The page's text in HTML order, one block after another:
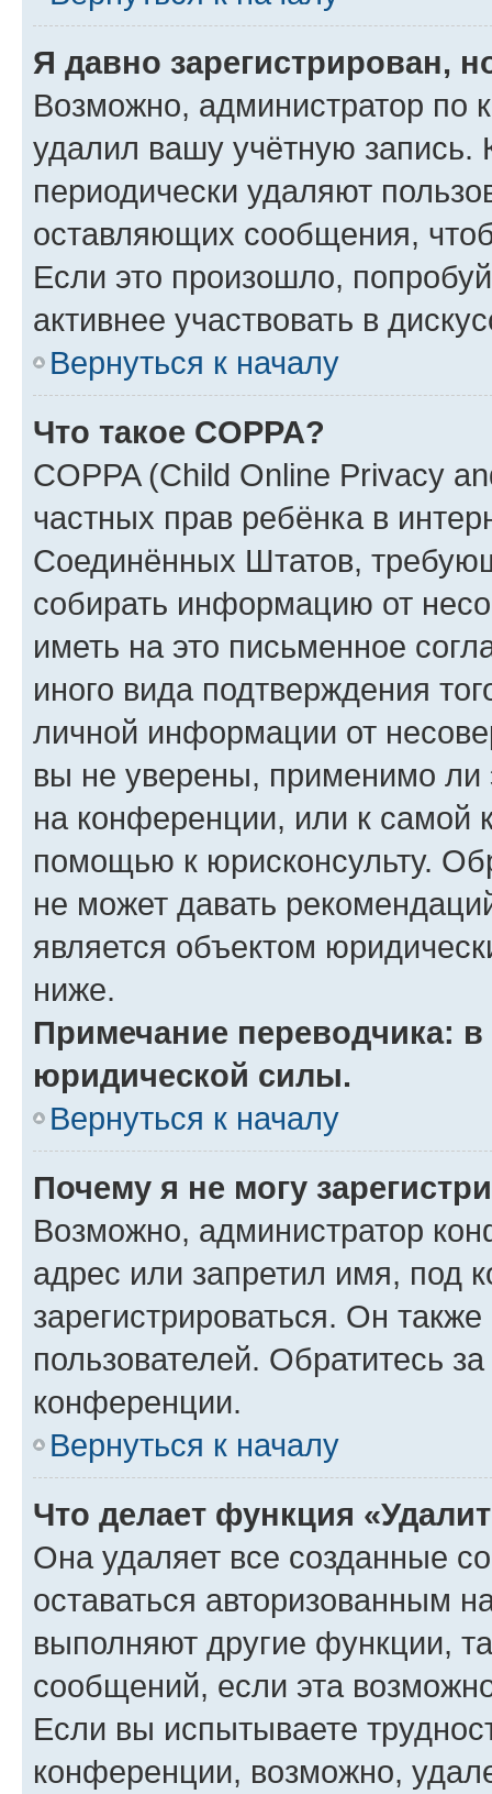
Я давно зарегистрирован,
Возможно, администратор по
удалил вашу учётную запись.
периодически удаляют
оставляющих сообщения,
Если это произошло,
активнее участвовать в
Вернуться к началу
Что такое COPPA?
COPPA (Child Online Privacy
частных прав ребёнка в
Соединённых Штатов,
собирать информацию от
иметь на это письменное
иного вида подтверждения
личной информации от
вы не уверены, применимо ли
на конференции, или к самой
помощью к юрисконсульту.
не может давать
является объектом
ниже.
Примечание переводчика:
юридической силы.
Вернуться к началу
Почему я не могу
Возможно, администратор
адрес или запретил имя, под
зарегистрироваться. Он
пользователей. Обратитесь
конференции.
Вернуться к началу
Что делает функция
Она удаляет все созданные
оставаться авторизованным
выполняют другие функции,
сообщений, если эта
Если вы испытываете
конференции, возможно,